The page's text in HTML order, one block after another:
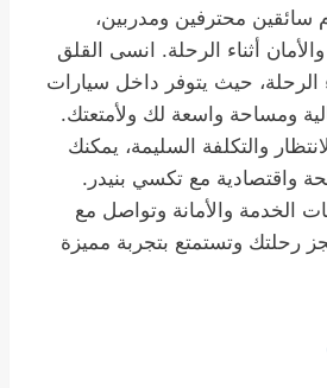
سائقين محترفين ومدربين،
أثناء الرحلة. انسى القلق
الرحلة، حيث يتوفر داخل سيارات
ومساحة واسعة لك ولأمتعتك.
والتكلفة السليمة، يمكنك
واقتصادية مع تكسي بنيدر.
الخدمة والأمانة وتواصل مع
رحلتك وتستمتع بتجربة مميزة